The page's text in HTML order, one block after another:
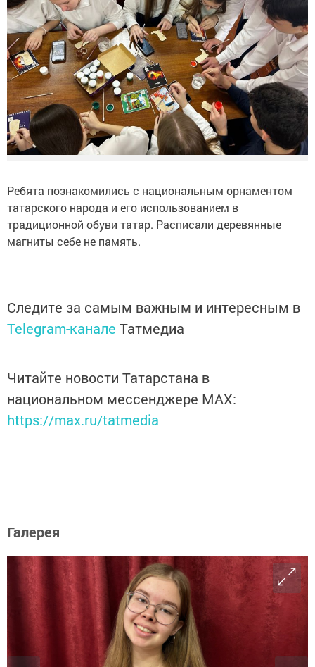
Ребята познакомились с национальным орнаментом
татарского народа и его использованием в
традиционной обуви татар. Расписали деревянные
магниты себе не память.
Следите за самым важным и интересным в
Telegram-канале Татмедиа
Читайте новости Татарстана в
национальном мессенджере MАХ:
https://max.ru/tatmedia
Галерея